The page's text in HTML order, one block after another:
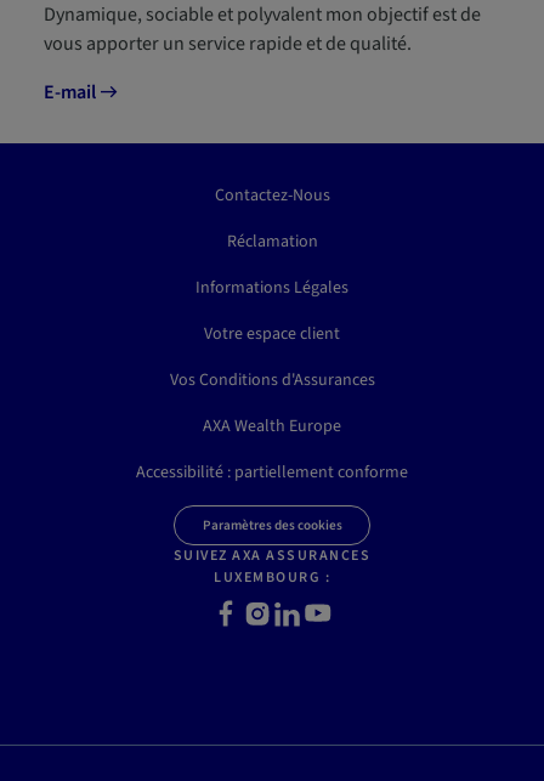
Dynamique, sociable et polyvalent mon objectif est de
vous apporter un service rapide et de qualité.
E-mail
Contactez-Nous
Réclamation
Informations Légales
Votre espace client
Vos Conditions d'Assurances
AXA Wealth Europe
Accessibilité : partiellement conforme
Paramètres des cookies
SUIVEZ AXA ASSURANCES
LUXEMBOURG :
Facebook
Instagram
LinkedInYoutube